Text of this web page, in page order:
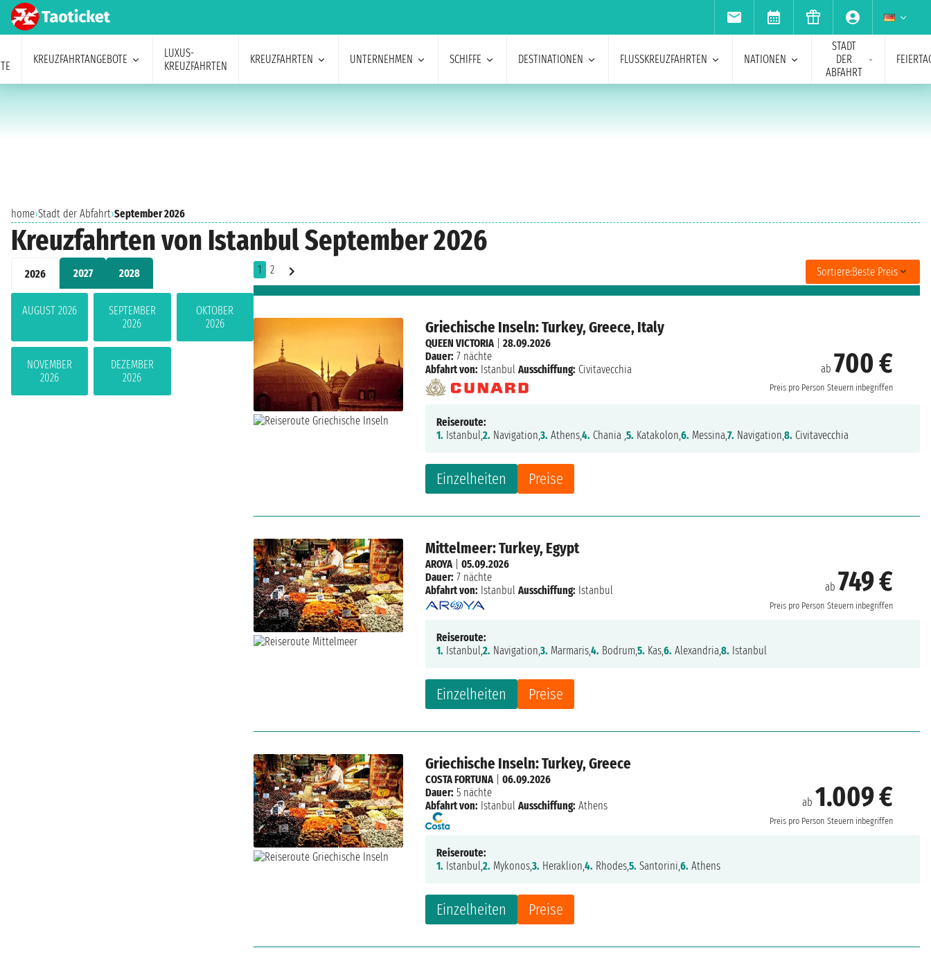
KREUZFAHRTANGEBOTE
LUXUS-
KREUZFAHRTEN
KREUZFAHRTEN UNTERNEHMEN SCHIFFE DESTINATIONEN FLUSSKREUZFAHRTEN NATIONEN
STADT
DER
ABFAHRT
home›Stadt der Abfahrt›September 2026
Kreuzfahrten von Istanbul September 2026
2026 2027 2028
AUGUST 2026
SEPTEMBER
2026
OKTOBER
2026
NOVEMBER
2026
DEZEMBER
2026
1 2 Sortiere:Beste Preis
Griechische Inseln: Turkey, Greece, Italy
ab 700 €
Preis pro Person Steuern inbegriffen
Einzelheiten Preise
QUEEN VICTORIA|28.09.2026
Dauer: 7 nächte
Abfahrt von: Istanbul Ausschiffung: Civitavecchia
Reiseroute:
1. Istanbul,2. Navigation,3. Athens,4. Chania ,5. Katakolon,6. Messina,7. Navigation,8. Civitavecchia
Mittelmeer: Turkey, Egypt
ab 749 €
Preis pro Person Steuern inbegriffen
Einzelheiten Preise
AROYA |05.09.2026
Dauer: 7 nächte
Abfahrt von: Istanbul Ausschiffung: Istanbul
Reiseroute:
1. Istanbul,2. Navigation,3. Marmaris,4. Bodrum,5. Kas,6. Alexandria,8. Istanbul
Griechische Inseln: Turkey, Greece
ab 1.009 €
Preis pro Person Steuern inbegriffen
Einzelheiten Preise
COSTA FORTUNA |06.09.2026
Dauer: 5 nächte
Abfahrt von: Istanbul Ausschiffung: Athens
Reiseroute:
1. Istanbul,2. Mykonos,3. Heraklion,4. Rhodes,5. Santorini,6. Athens